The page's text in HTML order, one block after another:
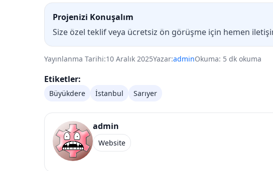
Projenizi Konuşalım
Size özel teklif veya ücretsiz ön görüşme için hemen
Yayınlanma Tarihi:10 Aralık 2025Yazar:adminOkuma: 5 dk okuma
Etiketler:
Büyükdere İstanbul Sarıyer
admin
Website